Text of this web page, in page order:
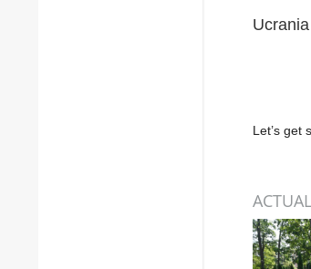
Let’s get